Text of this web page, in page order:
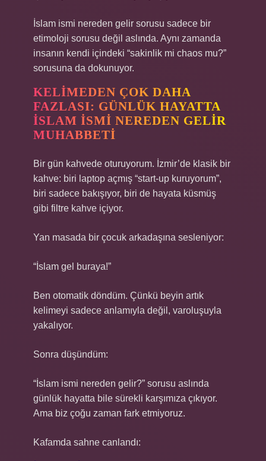
İslam ismi nereden gelir sorusu sadece bir
etimoloji sorusu değil aslında. Aynı zamanda
insanın kendi içindeki “sakinlik mi chaos mu?”
sorusuna da dokunuyor.
KELIMEDEN ÇOK DAHA
FAZLASI: GÜNLÜK HAYATTA
İSLAM ISMI NEREDEN GELIR
MUHABBETI
Bir gün kahvede oturuyorum. İzmir’de klasik bir
kahve: biri laptop açmış “start-up kuruyorum”,
biri sadece bakışıyor, biri de hayata küsmüş
gibi filtre kahve içiyor.
Yan masada bir çocuk arkadaşına sesleniyor:
“İslam gel buraya!”
Ben otomatik döndüm. Çünkü beyin artık
kelimeyi sadece anlamıyla değil, varoluşuyla
yakalıyor.
Sonra düşündüm:
“İslam ismi nereden gelir?” sorusu aslında
günlük hayatta bile sürekli karşımıza çıkıyor.
Ama biz çoğu zaman fark etmiyoruz.
Kafamda sahne canlandı: